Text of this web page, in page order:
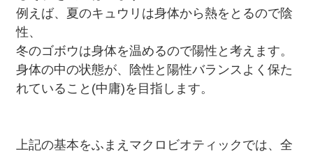
例えば、夏のキュウリは身体から熱をとるので陰
性、
冬のゴボウは身体を温めるので陽性と考えます。
身体の中の状態が、陰性と陽性バランスよく保た
れていること(中庸)を目指します。
上記の基本をふまえマクロビオティックでは、全